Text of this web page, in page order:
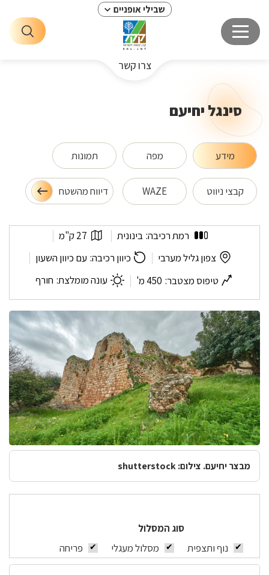
שבילי אופניים
צרו קשר
סינגל יחיעם
מידע מפה תמונות
קבצי ניווט WAZE דיווח מהשטח
סינגל
רמת רכיבה: בינונית
אורך 27 ק"מ
לפי צפון גליל מערבי כיוון רכיבה: עם כיוון השעון
טיפוס מצטבר: 450 מ' עונה מומלצת: חורף
מבצר יחיעם. צילום: shutterstock
סוג המסלול
נוף ותצפית
מסלול מעגלי פריחה